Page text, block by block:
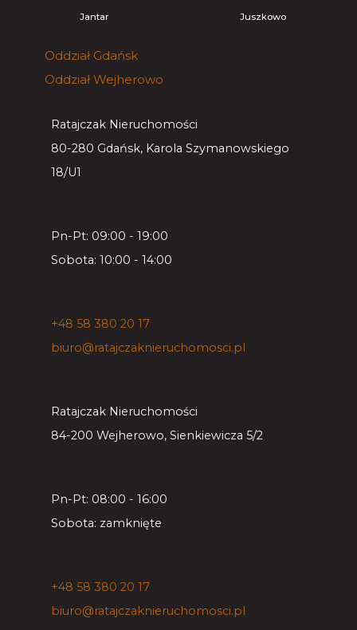
Jantar Juszkowo
Oddział Gdańsk
Oddział Wejherowo
Ratajczak Nieruchomości
80-280 Gdańsk, Karola Szymanowskiego
18/U1
Pn-Pt: 09:00 - 19:00
Sobota: 10:00 - 14:00
+48 58 380 20 17
biuro@ratajczaknieruchomosci.pl
Ratajczak Nieruchomości
84-200 Wejherowo, Sienkiewicza 5/2
Pn-Pt: 08:00 - 16:00
Sobota: zamknięte
+48 58 380 20 17
biuro@ratajczaknieruchomosci.pl